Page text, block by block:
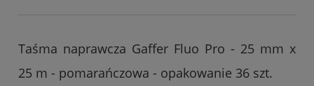
Taśma naprawcza Gaffer Fluo Pro - 25 mm x
25 m - pomarańczowa - opakowanie 36 szt.